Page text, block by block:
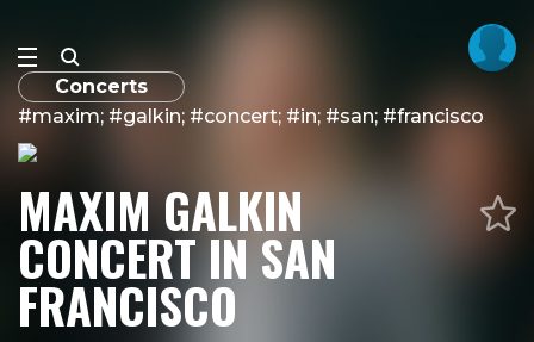
Concerts
#maxim; #galkin; #concert; #in; #san; #francisco
MAXIM GALKIN
CONCERT IN SAN
FRANCISCO